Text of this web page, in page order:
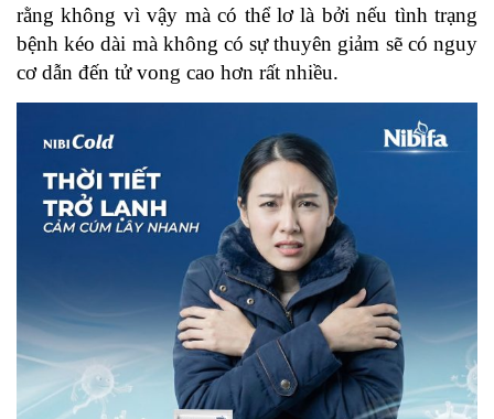
rằng không vì vậy mà có thể lơ là bởi nếu tình trạng
bệnh kéo dài mà không có sự thuyên giảm sẽ có nguy
cơ dẫn đến tử vong cao hơn rất nhiều.